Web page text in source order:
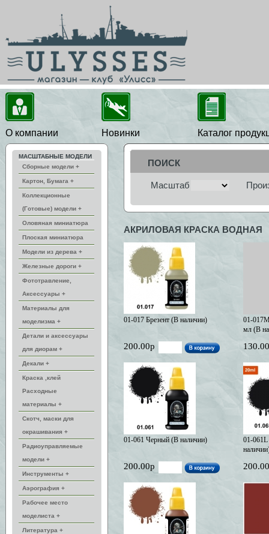
О компании Новинки Каталог
МАСШТАБНЫЕ МОДЕЛИ
Сборные модели +
Картон, Бумага +
Коллекционные
(Готовые) модели +
Оловяная миниатюра
Плоская миниатюра
Модели из дерева +
Железные дороги +
Фототравление,
Аксессуары +
Материалы для
моделизма +
Детали и аксессуары
для диорам +
Декали +
Краска ,клей
Расходные
материалы +
Скотч, маски для
окрашивания +
Радиоуправляемые
модели +
Инструменты +
Аэрография +
Рабочее место
моделиста +
Литература +
ПОИСК
Масштаб
АКРИЛОВАЯ КРАСКА ВОДНАЯ
01-017 Брезент (В наличии)
200.00р
01-
мл (В
01-061 Черный (В наличии)
200.00р
01-